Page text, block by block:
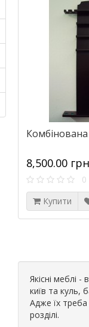
8,500.00 грн
0
Купити
Якісні меблі
київ та куль,
Адже їх треба
розділі.